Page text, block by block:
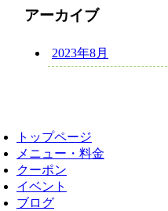
アーカイブ
2023年8月
トップページ
メニュー・料金
クーポン
イベント
ブログ